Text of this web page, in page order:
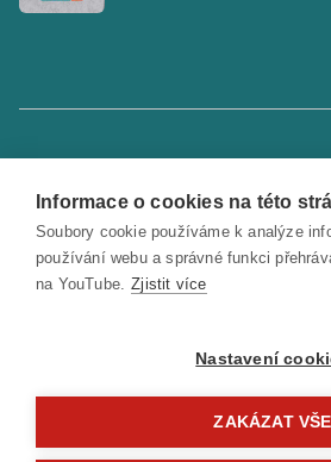
Informace o cookies na této
Soubory cookie používáme k analýze
používání webu a správné funkci
na YouTube. Zjistit více
Nastavení
ZAKÁZAT VŠE